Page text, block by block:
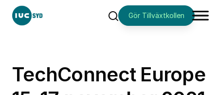
SökGör Tillväxtkollen
TechConnect Europe